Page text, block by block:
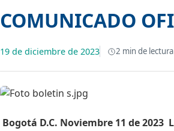
COMUNICADO
19 de diciembre de 2023 2 min de lectura
Bogotá D.C. Noviembre 11 de